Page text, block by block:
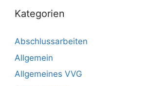
Kategorien
Abschlussarbeiten
Allgemein
Allgemeines VVG